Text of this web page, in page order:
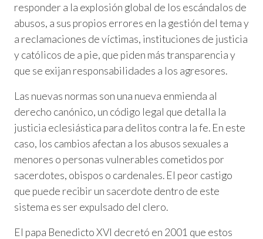
responder a la explosión global de los escándalos de
abusos, a sus propios errores en la gestión del tema y
a reclamaciones de víctimas, instituciones de justicia
y católicos de a pie, que piden más transparencia y
que se exijan responsabilidades a los agresores.
Las nuevas normas son una nueva enmienda al
derecho canónico, un código legal que detalla la
justicia eclesiástica para delitos contra la fe. En este
caso, los cambios afectan a los abusos sexuales a
menores o personas vulnerables cometidos por
sacerdotes, obispos o cardenales. El peor castigo
que puede recibir un sacerdote dentro de este
sistema es ser expulsado del clero.
El papa Benedicto XVI decretó en 2001 que estos